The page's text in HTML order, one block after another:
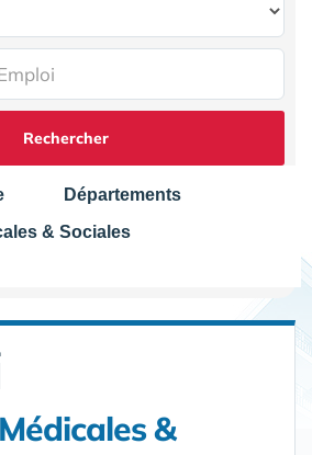
Rechercher
Départements
& Sociales
&